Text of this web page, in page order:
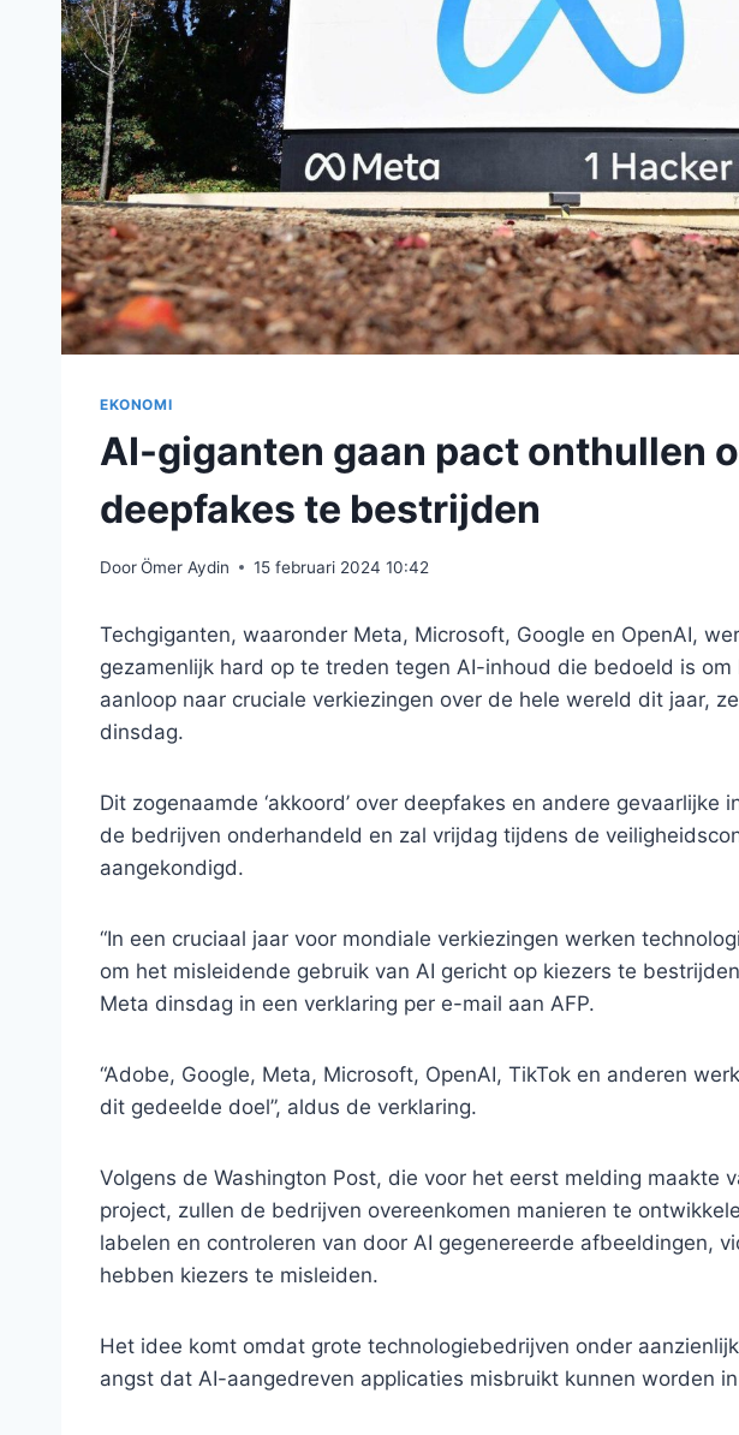
EKONOMI
AI-giganten gaan pact onthullen
deepfakes te bestrijden
DoorÖmer Aydin 15 februari 2024 10:42
Techgiganten, waaronder Meta, Microsoft, Google en OpenAI,
gezamenlijk hard op te treden tegen AI-inhoud die bedoeld is
aanloop naar cruciale verkiezingen over de hele wereld dit jaar,
dinsdag.
Dit zogenaamde ‘akkoord’ over deepfakes en andere
de bedrijven onderhandeld en zal vrijdag tijdens de
aangekondigd.
“In een cruciaal jaar voor mondiale verkiezingen werken
om het misleidende gebruik van AI gericht op kiezers te
Meta dinsdag in een verklaring per e-mail aan AFP.
“Adobe, Google, Meta, Microsoft, OpenAI, TikTok en anderen
dit gedeelde doel”, aldus de verklaring.
Volgens de Washington Post, die voor het eerst melding maakte
project, zullen de bedrijven overeenkomen manieren te
labelen en controleren van door AI gegenereerde afbeeldingen,
hebben kiezers te misleiden.
Het idee komt omdat grote technologiebedrijven onder
angst dat AI-aangedreven applicaties misbruikt kunnen worden